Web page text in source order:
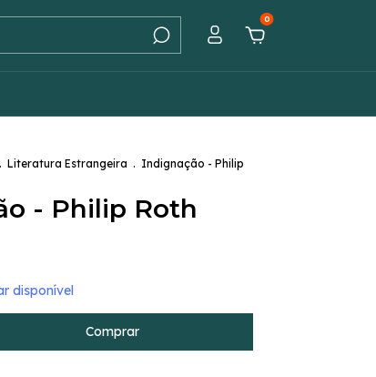
0
. Literatura Estrangeira . Indignação - Philip
- Philip Roth
disponível